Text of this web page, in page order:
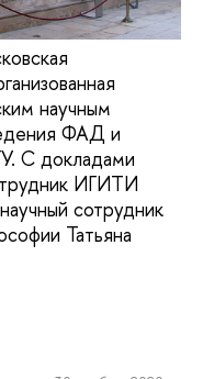
научным
ФАД и
С докладами
ИГИТИ
сотрудник
Татьяна